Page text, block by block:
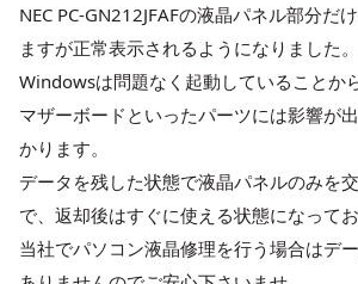
NEC PC-GN212JFAFの液晶パネル部分だ
ますが正常表示されるようになりました。
Windowsは問題なく起動していることか
マザーボードといったパーツには影響が
かります。
データを残した状態で液晶パネルのみを
で、返却後はすぐに使える状態になってお
当社でパソコン液晶修理を行う場合はデ